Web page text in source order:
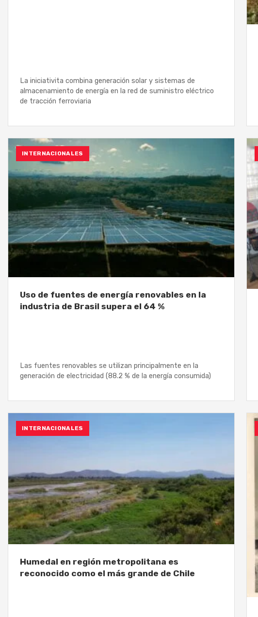
La iniciativita combina generación solar y sistemas de
almacenamiento de energía en la red de suministro eléctrico
de tracción ferroviaria
INTERNACIONALES
Uso de fuentes de energía renovables en la
industria de Brasil supera el 64 %
Las fuentes renovables se utilizan principalmente en la
generación de electricidad (88.2 % de la energía consumida)
INTERNACIONALES
Humedal en región metropolitana es
reconocido como el más grande de Chile